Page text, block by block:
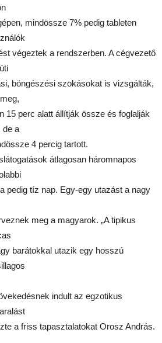
mindössze 7% pedig tableten
végeztek a rendszerben. A cégvezető
böngészési szokásokat is vizsgálták,
15 perc alatt állítják össze és foglalják
de a
4 percig tartott.
átlagosan háromnapos
pedig tíz nap. Egy-egy utazást a nagy
meg a magyarok. „A tipikus
barátokkal utazik egy hosszú
indult az egzotikus
a friss tapasztalatokat Orosz András.